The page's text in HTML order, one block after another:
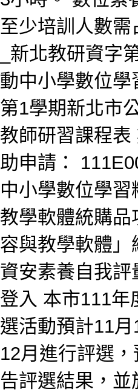
至少培訓人數
_新北教研資字
動中小學數位
第1學期新北市
教師研習課程
助申請：
中小學數位學
教學軟體統購
容與教學軟體
資安素養自我
登入 本市111年
選活動預計11
12月進行評選
告評選結果，